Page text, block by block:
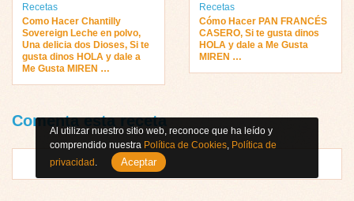
Recetas
Como Hacer Chantilly
Sovereign Leche en polvo,
Una delicia dos Dioses, Si te
gusta dinos HOLA y dale a
Me Gusta MIREN …
Recetas
Cómo Hacer PAN FRANCÉS
CASERO, Si te gusta dinos
HOLA y dale a Me Gusta
MIREN …
Comenta esta receta
Al utilizar nuestro sitio web, reconoce que ha leído y
comprendido nuestra Política de Cookies, Política de
privacidad. Aceptar